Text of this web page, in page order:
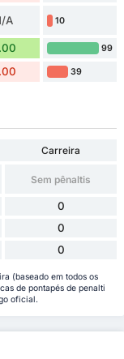
A 10
99
39
Carreira
Sem pênaltis
0
0
0
(baseado em todos os
de pontapés de penalti
oficial.